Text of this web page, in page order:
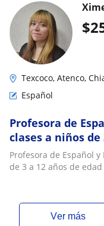
$
Texcoco, Atenco,
Español
Profesora de
clases a niños de
Profesora de Español
de 3 a 12 años de edad
ver más